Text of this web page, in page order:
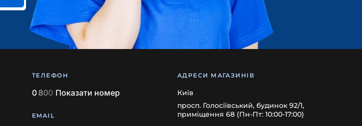
ТЕЛЕФОН
0 800 Показати номер
EMAIL
АДРЕСИ МАГАЗИНІВ
Київ
просп. Голосіївський, будинок 92/1,
приміщення 68 (Пн-Пт: 10:00-17:00)